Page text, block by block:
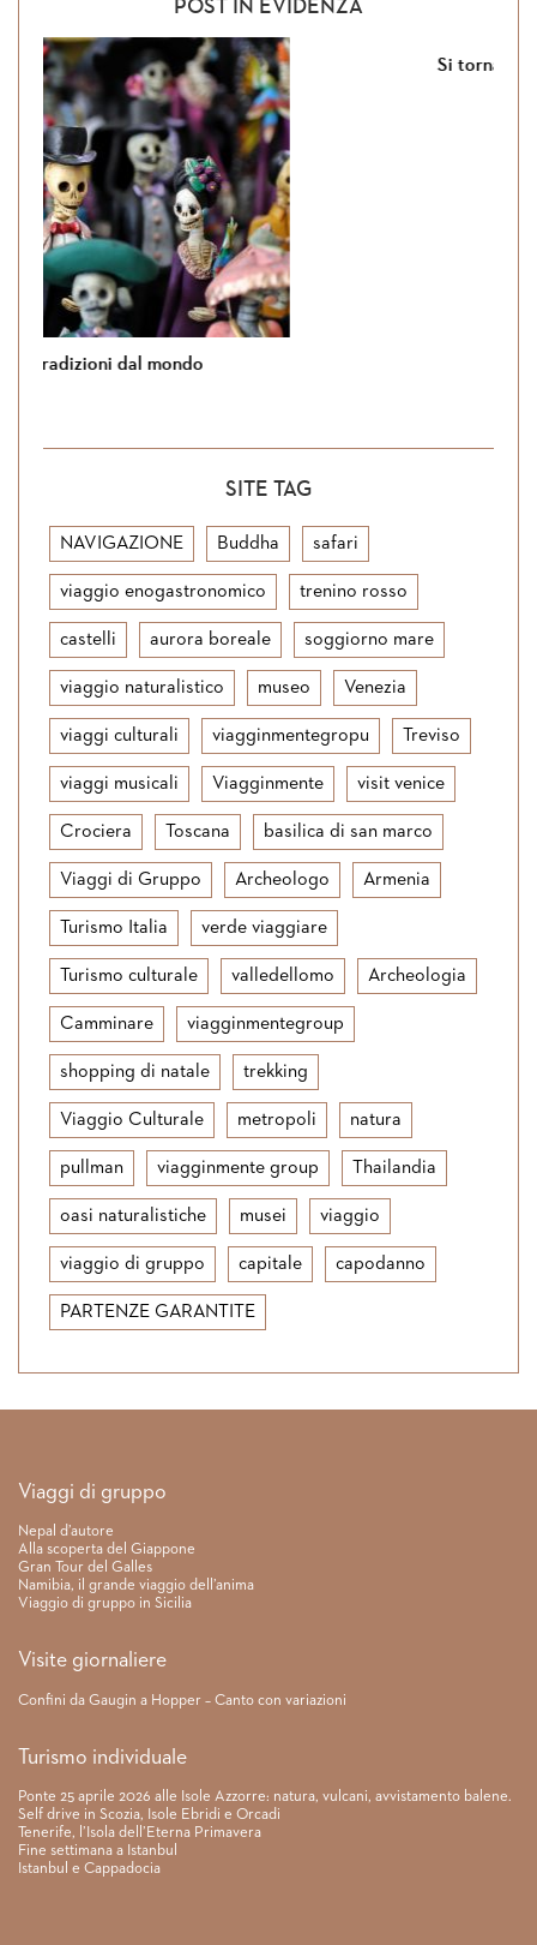
POST IN EVIDENZA
Si torna in Giordania
SITE TAG
NAVIGAZIONE Buddha safari
viaggio enogastronomico trenino rosso
castelli aurora boreale soggiorno mare
viaggio naturalistico museo Venezia
viaggi culturali viagginmentegropu Treviso
viaggi musicali Viagginmente visit venice
Crociera Toscana basilica di san marco
Viaggi di Gruppo Archeologo Armenia
Turismo Italia verde viaggiare
Turismo culturale valledellomo Archeologia
Camminare viagginmentegroup
shopping di natale trekking
Viaggio Culturale metropoli natura
pullman viagginmente group Thailandia
oasi naturalistiche musei viaggio
viaggio di gruppo capitale capodanno
PARTENZE GARANTITE
Link rapidi
Viaggi di gruppo
Nepal d’autore
Alla scoperta del Giappone
Gran Tour del Galles
Namibia, il grande viaggio dell’anima
Viaggio di gruppo in Sicilia
Visite giornaliere
Confini da Gaugin a Hopper – Canto con variazioni
Turismo individuale
Ponte 25 aprile 2026 alle Isole Azzorre: natura, vulcani, avvistamento balene.
Self drive in Scozia, Isole Ebridi e Orcadi
Tenerife, l’Isola dell’Eterna Primavera
Fine settimana a Istanbul
Istanbul e Cappadocia